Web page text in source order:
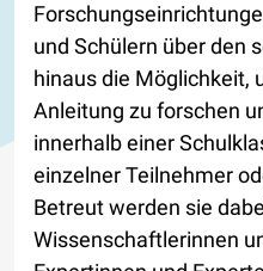
und Schülern über den
hinaus die Möglichkeit,
Anleitung zu forschen
innerhalb einer
einzelner Teilnehmer
Betreut werden sie
Wissenschaftlerinnen